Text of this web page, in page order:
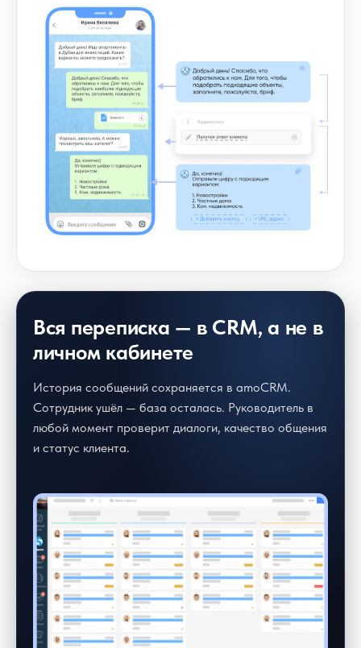
Вся переписка — в CRM, а не в
личном кабинете
История сообщений сохраняется в amoCRM.
Сотрудник ушёл — база осталась. Руководитель в
любой момент проверит диалоги, качество общения
и статус клиента.